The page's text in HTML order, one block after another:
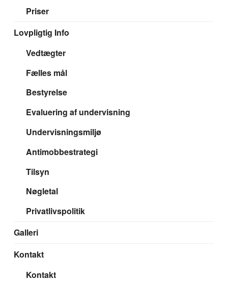
Priser
Lovpligtig Info
Vedtægter
Fælles mål
Bestyrelse
Evaluering af undervisning
Undervisningsmiljø
Antimobbestrategi
Tilsyn
Nøgletal
Privatlivspolitik
Galleri
Kontakt
Kontakt